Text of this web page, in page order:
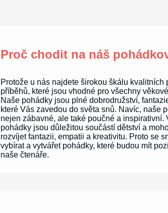
Proč chodit na náš
Protože u nás najdete širokou škálu kvalitních
příběhů, které jsou vhodné pro všechny
Naše pohádky jsou plné dobrodružství,
které Vás zavedou do světa snů. Navíc, naše
nejen zábavné, ale také poučné a inspirativní.
pohádky jsou důležitou součástí dětství a
rozvíjet fantazii, empatii a kreativitu. Proto se
vybírat a vytvářet pohádky, které budou mít
naše čtenáře.